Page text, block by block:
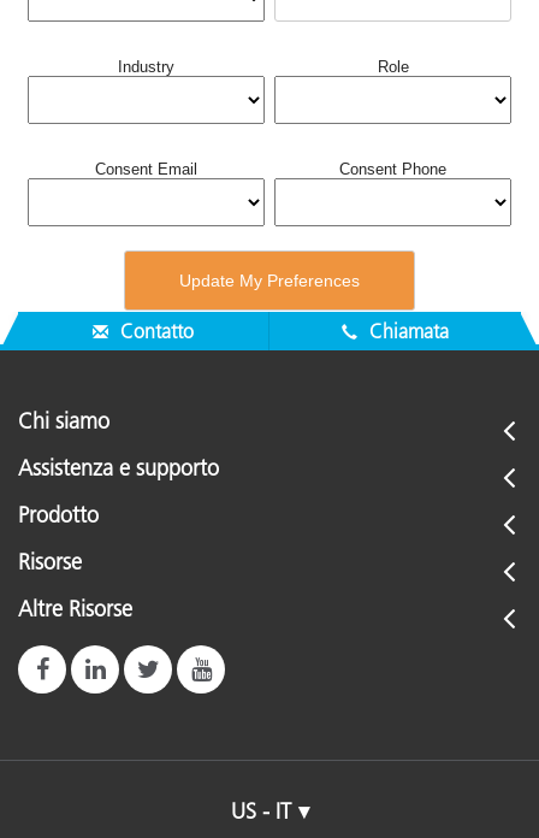
Contatto Chiamata
Chi siamo
Assistenza e supporto
Prodotto
Risorse
Altre Risorse
US - IT